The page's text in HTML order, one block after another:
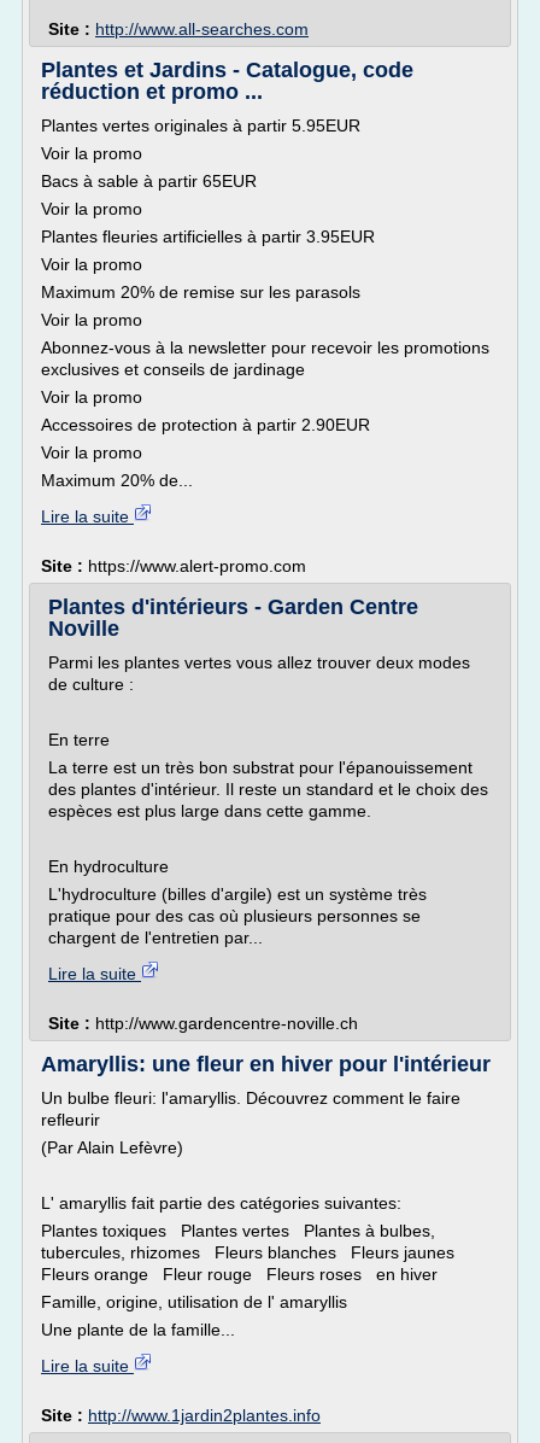
Site : http://www.all-searches.com
Plantes et Jardins - Catalogue, code
réduction et promo ...
Plantes vertes originales à partir 5.95EUR
Voir la promo
Bacs à sable à partir 65EUR
Voir la promo
Plantes fleuries artificielles à partir 3.95EUR
Voir la promo
Maximum 20% de remise sur les parasols
Voir la promo
Abonnez-vous à la newsletter pour recevoir les promotions
exclusives et conseils de jardinage
Voir la promo
Accessoires de protection à partir 2.90EUR
Voir la promo
Maximum 20% de...
Lire la suite
Site : https://www.alert-promo.com
Plantes d'intérieurs - Garden Centre
Noville
Parmi les plantes vertes vous allez trouver deux modes
de culture :
En terre
La terre est un très bon substrat pour l'épanouissement
des plantes d'intérieur. Il reste un standard et le choix des
espèces est plus large dans cette gamme.
En hydroculture
L'hydroculture (billes d'argile) est un système très
pratique pour des cas où plusieurs personnes se
chargent de l'entretien par...
Lire la suite
Site : http://www.gardencentre-noville.ch
Amaryllis: une fleur en hiver pour l'intérieur
Un bulbe fleuri: l'amaryllis. Découvrez comment le faire
refleurir
(Par Alain Lefèvre)
L' amaryllis fait partie des catégories suivantes:
Plantes toxiques Plantes vertes Plantes à bulbes,
tubercules, rhizomes Fleurs blanches Fleurs jaunes
Fleurs orange Fleur rouge Fleurs roses en hiver
Famille, origine, utilisation de l' amaryllis
Une plante de la famille...
Lire la suite
Site : http://www.1jardin2plantes.info